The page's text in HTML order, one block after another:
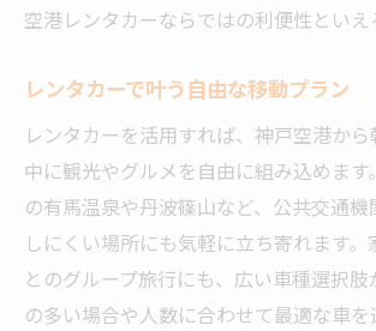
自分らしいプランならレンタカー
目的地に合わせた柔軟なレンタ
レンタカーで自由度の高い朝
現
旅のスタイルに合わせるレン
オンリーワンのプラン作成は
空港レンタカーならではの利便性といえ
レンタカーで叶う自由な移動プラン
レンタカーを活用すれば、神戸空港か
中に観光やグルメを自由に組み込めます
の有馬温泉や丹波篠山など、公共交通機
しにくい場所にも気軽に立ち寄れます。
とのグループ旅行にも、広い車種選択
の多い場合や人数に合わせて最適な車